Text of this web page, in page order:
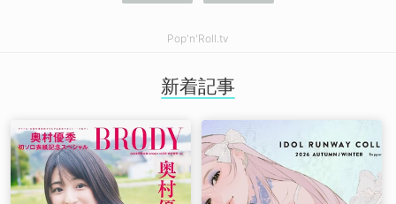
Pop'n'Roll.tv
新着記事